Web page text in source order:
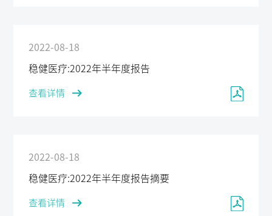
2022-08-18
稳健医疗:2022年半年度报告
查看详情
2022-08-18
稳健医疗:2022年半年度报告摘要
查看详情